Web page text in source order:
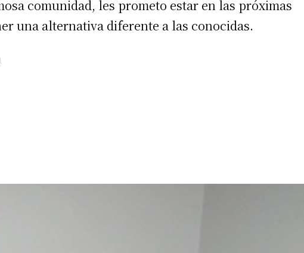
comunidad, les prometo estar en las próximas
una alternativa diferente a las conocidas.